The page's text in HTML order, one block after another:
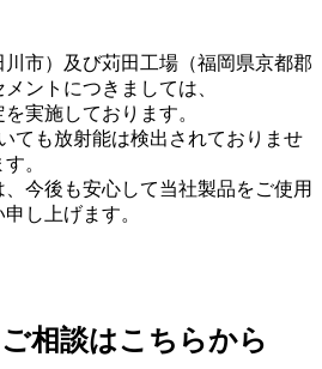
市）及び苅田工場（福岡県京都郡
ントにつきましては、
実施しております。
ても放射能は検出されておりませ
。
今後も安心して当社製品をご使用
し上げます。
相談はこちらから